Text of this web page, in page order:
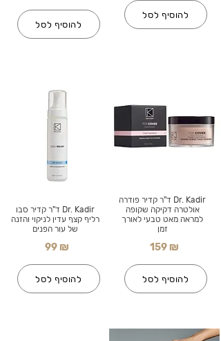
להוסיף לסל
Dr. Kadir ד"ר קדיר סבו
רליף קצף עדין לניקוי והזנה
של עור הפנים
99 ₪
להוסיף לסל
להוסיף לסל
Dr. Kadir ד"ר קדיר פודרה
אולטרה דקיקה שקופה
למראה מאט טבעי לאורך
זמן
159 ₪
להוסיף לסל